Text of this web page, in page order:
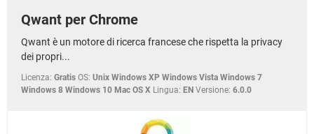
Qwant per Chrome
Qwant è un motore di ricerca francese che rispetta la privacy
dei propri...
Licenza: Gratis OS: Unix Windows XP Windows Vista Windows 7
Windows 8 Windows 10 Mac OS X Lingua: EN Versione: 6.0.0